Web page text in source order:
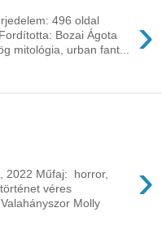
›
496 oldal
Bozai Ágota
mitológia, urban fant...
›
2022 Műfaj: horror,
véres
Molly